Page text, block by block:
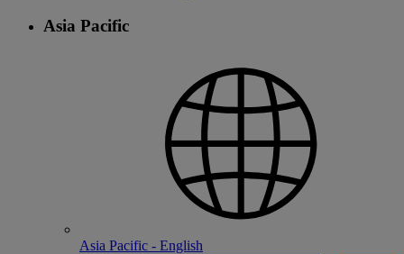
Asia Pacific
Asia Pacific - English